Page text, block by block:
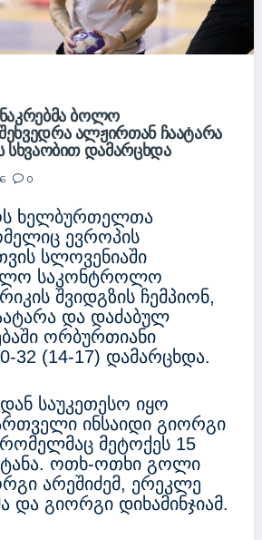
ᲑᲝᲚᲝ
ᲐᲚᲟᲘᲠᲗᲐᲜ ᲩᲐᲐᲢᲐᲠᲐ
ᲓᲐᲛᲐᲠᲪᲮᲓᲐ
0
ხელბურთელთა
ევროპის
სლოვენიაში
საკონტროლო
შვიდგზის ჩემპიონ,
და დაძაბულ
ორბურთიანი
32 (14-17) დამარცხდა.
საუკეთესო იყო
ინსაიდი გიორგი
მეტოქეს 15
ოთხ-ოთხი გოლი
არეშიძემ, ერეკლე
და გიორგი დიხამინჯიამ.